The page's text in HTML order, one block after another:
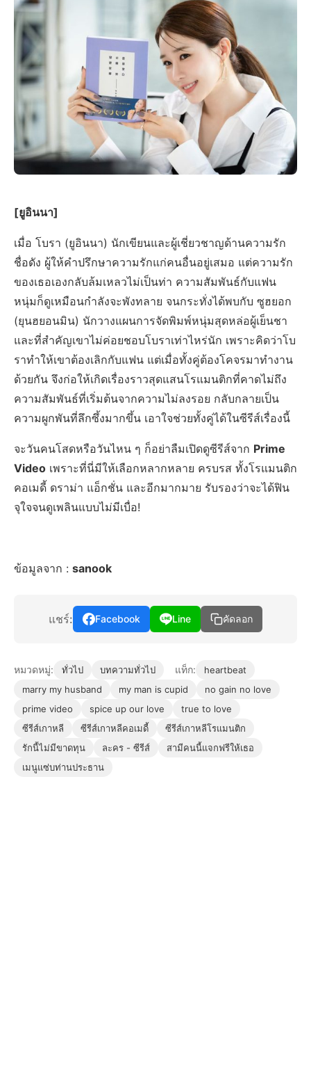
[ยูอินนา]
เมื่อ โบรา (ยูอินนา) นักเขียนและผู้เชี่ยวชาญด้านความรัก
ชื่อดัง ผู้ให้คำปรึกษาความรักแก่คนอื่นอยู่เสมอ แต่ความรัก
ของเธอเองกลับล้มเหลวไม่เป็นท่า ความสัมพันธ์กับแฟน
หนุ่มก็ดูเหมือนกำลังจะพังทลาย จนกระทั่งได้พบกับ ซูฮยอก
(ยุนฮยอนมิน) นักวางแผนการจัดพิมพ์หนุ่มสุดหล่อผู้เย็นชา
และที่สำคัญเขาไม่ค่อยชอบโบราเท่าไหร่นัก เพราะคิดว่าโบ
ราทำให้เขาต้องเลิกกับแฟน แต่เมื่อทั้งคู่ต้องโคจรมาทำงาน
ด้วยกัน จึงก่อให้เกิดเรื่องราวสุดแสนโรแมนติกที่คาดไม่ถึง
ความสัมพันธ์ที่เริ่มต้นจากความไม่ลงรอย กลับกลายเป็น
ความผูกพันที่ลึกซึ้งมากขึ้น เอาใจช่วยทั้งคู่ได้ในซีรีส์เรื่องนี้
จะวันคนโสดหรือวันไหน ๆ ก็อย่าลืมเปิดดูซีรีส์จาก Prime
Video เพราะที่นี่มีให้เลือกหลากหลาย ครบรส ทั้งโรแมนติก
คอเมดี้ ดราม่า แอ็กชั่น และอีกมากมาย รับรองว่าจะได้ฟิน
จุใจจนดูเพลินแบบไม่มีเบื่อ!
ข้อมูลจาก : sanook
แชร์: Facebook Line คัดลอก
หมวดหมู่: ทั่วไป บทความทั่วไป แท็ก:
heartbeat
marry my husband
my man is cupid
no gain no love
prime video
spice up our love
true to love
ซีรีส์เกาหลี
ซีรีส์เกาหลีคอเมดี้
ซีรีส์เกาหลีโรแมนติก
รักนี้ไม่มีขาดทุน
ละคร - ซีรีส์
สามีคนนี้แจกฟรีให้เธอ
เมนูแซ่บท่านประธาน